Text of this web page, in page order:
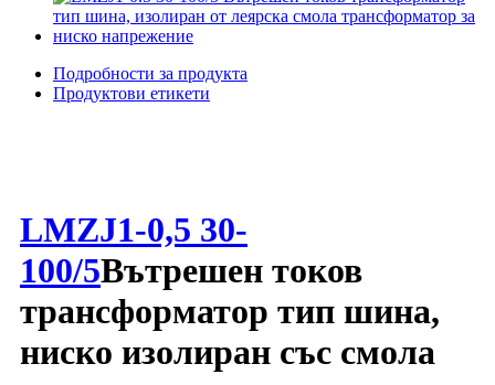
Подробности за продукта
Продуктови етикети
LMZJ1-0,5 30-
100/5Вътрешен токов
трансформатор тип шина,
ниско изолиран със смола